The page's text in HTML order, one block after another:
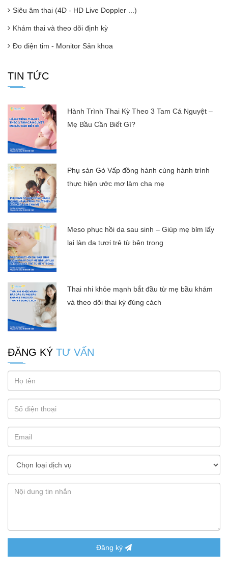
Siêu âm thai (4D - HD Live Doppler ...)
Khám thai và theo dõi định kỳ
Đo điện tim - Monitor Sản khoa
TIN TỨC
Hành Trình Thai Kỳ Theo 3 Tam Cá Nguyệt –
Mẹ Bầu Cần Biết Gì?
Phụ sản Gò Vấp đồng hành cùng hành trình
thực hiện ước mơ làm cha mẹ
Meso phục hồi da sau sinh – Giúp mẹ bỉm lấy
lại làn da tươi trẻ từ bên trong
Thai nhi khỏe mạnh bắt đầu từ mẹ bầu khám
và theo dõi thai kỳ đúng cách
ĐĂNG KÝ TƯ VẤN
Đăng ký